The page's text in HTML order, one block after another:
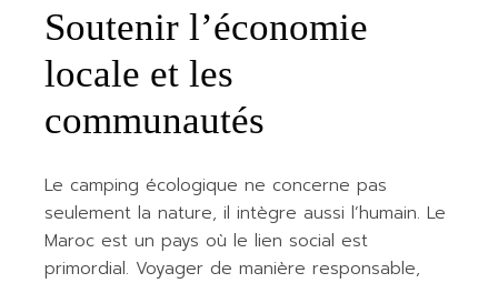
Soutenir l’économie
locale et les
communautés
Le camping écologique ne concerne pas
seulement la nature, il intègre aussi l’humain. Le
Maroc est un pays où le lien social est
primordial. Voyager de manière responsable,